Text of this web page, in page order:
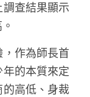
查結果顯示
作為師長首
的本質來定
高低、身裁